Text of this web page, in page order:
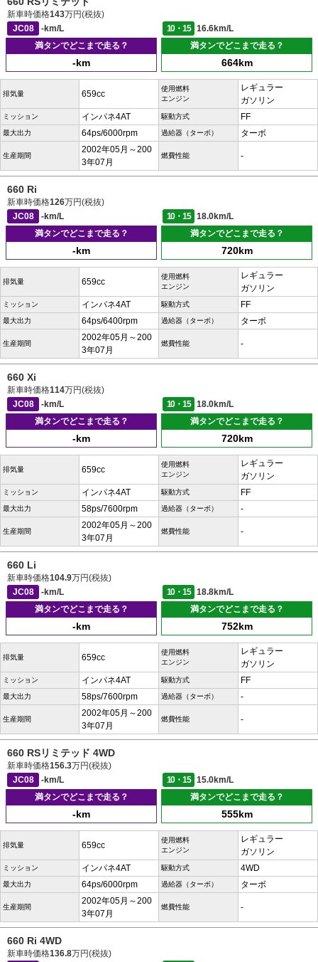
新車時価格143万円(税抜)
JC08
-km/L 10・15
16.6km/L
満タンでどこまで走る？
-km
満タンでどこまで走る？
664km
排気量 659cc
使用燃料
エンジン
レギュラー
ガソリン
ミッション インパネ4AT 駆動方式 FF
最大出力 64ps/6000rpm 過給器（ターボ） ターボ
生産期間
2002年05月～200
3年07月
燃費性能 -
660 Ri
新車時価格126万円(税抜)
JC08
-km/L 10・15
18.0km/L
満タンでどこまで走る？
-km
満タンでどこまで走る？
720km
排気量 659cc
使用燃料
エンジン
レギュラー
ガソリン
ミッション インパネ4AT 駆動方式 FF
最大出力 64ps/6400rpm 過給器（ターボ） ターボ
生産期間
2002年05月～200
3年07月
燃費性能 -
660 Xi
新車時価格114万円(税抜)
JC08
-km/L 10・15
18.0km/L
満タンでどこまで走る？
-km
満タンでどこまで走る？
720km
排気量 659cc
使用燃料
エンジン
レギュラー
ガソリン
ミッション インパネ4AT 駆動方式 FF
最大出力 58ps/7600rpm 過給器（ターボ） -
生産期間
2002年05月～200
3年07月
燃費性能 -
660 Li
新車時価格104.9万円(税抜)
JC08
-km/L 10・15
18.8km/L
満タンでどこまで走る？
-km
満タンでどこまで走る？
752km
排気量 659cc
使用燃料
エンジン
レギュラー
ガソリン
ミッション インパネ4AT 駆動方式 FF
最大出力 58ps/7600rpm 過給器（ターボ） -
生産期間
2002年05月～200
3年07月
燃費性能 -
660 RSリミテッド 4WD
新車時価格156.3万円(税抜)
JC08
-km/L 10・15
15.0km/L
満タンでどこまで走る？
-km
満タンでどこまで走る？
555km
排気量 659cc
使用燃料
エンジン
レギュラー
ガソリン
ミッション インパネ4AT 駆動方式 4WD
最大出力 64ps/6000rpm 過給器（ターボ） ターボ
生産期間
2002年05月～200
3年07月
燃費性能 -
660 Ri 4WD
新車時価格136.8万円(税抜)